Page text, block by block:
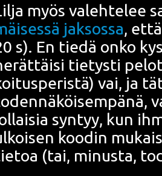
myös valeh­te­lee
jak­sos­sa,
s). En tie­dä onko
tie­tys­ti
vai, ja
syn­tyy, kun
koo­din
(tai, minus­ta,